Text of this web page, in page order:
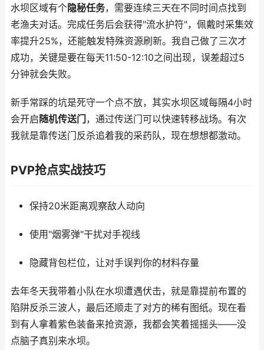
水坝区域有个隐秘任务，需要连续三天在不同时间点找到
老渔夫对话。完成任务后会获得"流水护符"，佩戴时采集效
率提升25%，还能触发特殊资源刷新。我自己做了三次才
成功，关键是要在每天11:50-12:10之间出现，误差超过5
分钟就会失败。
新手常踩的坑是死守一个点不放，其实水坝区域每隔4小时
会开启 随机传送门 ，通过传送门可以快速转移战场。有次
我就是靠传送门反杀追着我的采药队，现在想想都激动。
PVP抢点实战技巧
保持20米距离观察敌人动向
使用"烟雾弹"干扰对手视线
隐藏背包栏位，让对手误判你的材料存量
去年冬天我带着小队在水坝遭遇伏击，就是靠提前布置的
陷阱反杀三波人，最后还顺走了对方的稀有图纸。现在看
到有人拿着紫色装备来抢资源，我都会笑着摇摇头——没
点脑子真别来水坝。